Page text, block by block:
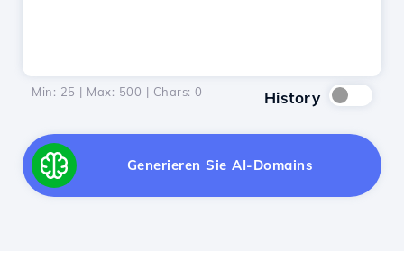
Min: 25 | Max: 500 | Chars: 0 History
Generieren Sie AI-Domains